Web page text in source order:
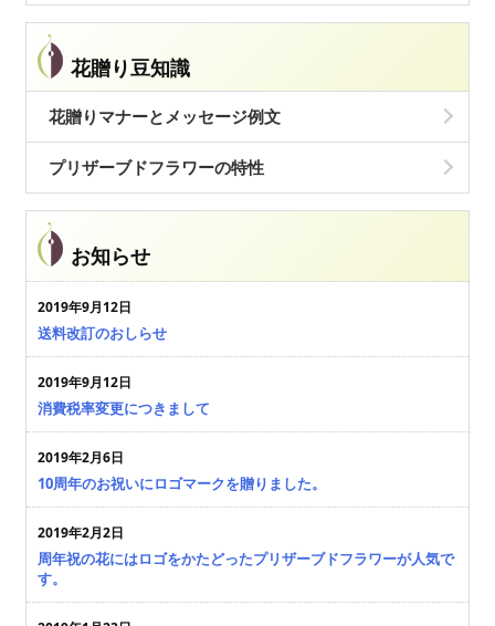
花贈り豆知識
花贈りマナーとメッセージ例文
プリザーブドフラワーの特性
お知らせ
2019年9月12日
送料改訂のおしらせ
2019年9月12日
消費税率変更につきまして
2019年2月6日
10周年のお祝いにロゴマークを贈りました。
2019年2月2日
周年祝の花にはロゴをかたどったプリザーブドフラワーが人気で
す。